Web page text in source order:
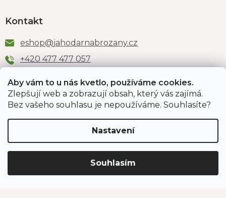
Aby vám to u nás kvetlo, používáme cookies.
Zlepšují web a zobrazují obsah, který vás zajímá.
Bez vašeho souhlasu je nepoužíváme. Souhlasíte?
Nastavení
Souhlasím
Kontakt
eshop@jahodarnabrozany.cz
+420 477 477 057
Odběr newsletteru
PŘIHLÁSIT SE